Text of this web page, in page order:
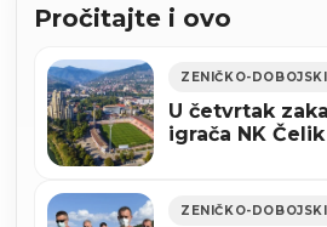
Pročitajte i ovo
U četvrtak
igrača NK Čelik